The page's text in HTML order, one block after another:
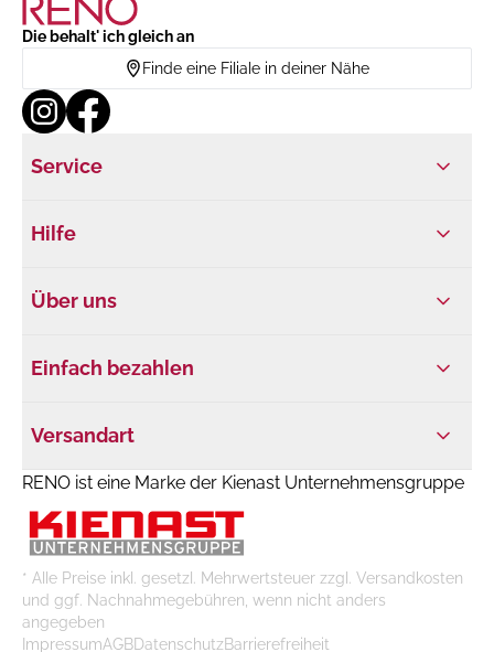
Die behalt' ich gleich an
Finde eine Filiale in deiner Nähe
Service
Hilfe
Über uns
Einfach bezahlen
Versandart
RENO ist eine Marke der Kienast Unternehmensgruppe
* Alle Preise inkl. gesetzl. Mehrwertsteuer zzgl. Versandkosten
und ggf. Nachnahmegebühren, wenn nicht anders
angegeben
ImpressumAGBDatenschutzBarrierefreiheit